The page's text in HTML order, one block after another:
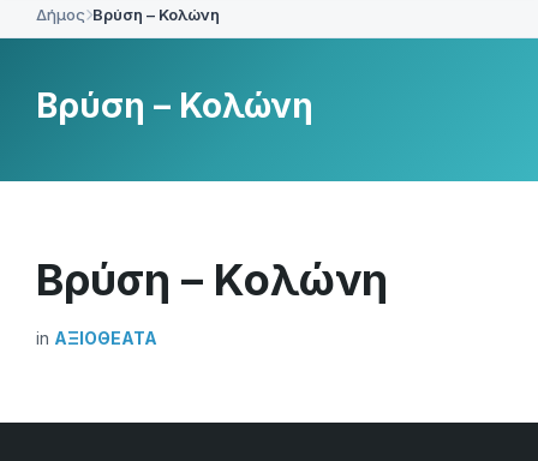
Δήμος Βρύση – Κολώνη
Βρύση – Κολώνη
Βρύση – Κολώνη
in ΑΞΙΟΘΈΑΤΑ